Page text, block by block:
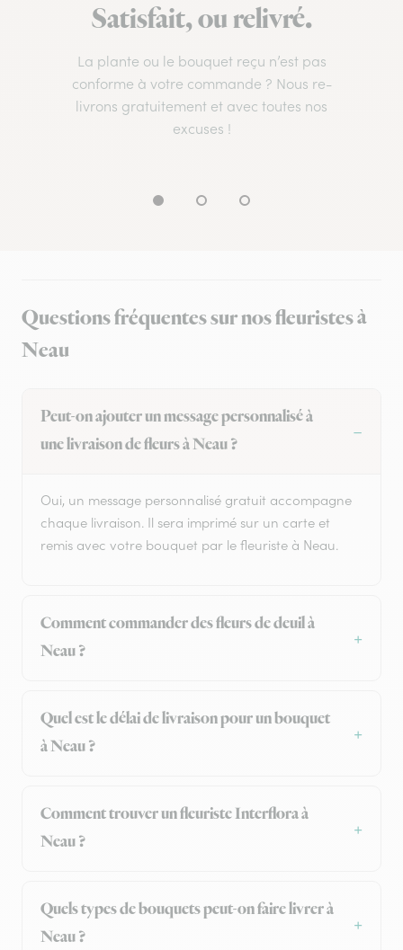
Satisfait, ou relivré.
La plante ou le bouquet reçu n’est pas
conforme à votre commande ? Nous re-
livrons gratuitement et avec toutes nos
excuses !
Questions fréquentes sur nos fleuristes à
Neau
Peut-on ajouter un message personnalisé à
une livraison de fleurs à Neau ?
Oui, un message personnalisé gratuit accompagne
chaque livraison. Il sera imprimé sur un carte et
remis avec votre bouquet par le fleuriste à Neau.
Comment commander des fleurs de deuil à
Neau ?
Quel est le délai de livraison pour un bouquet
à Neau ?
Comment trouver un fleuriste Interflora à
Neau ?
Quels types de bouquets peut-on faire livrer à
Neau ?